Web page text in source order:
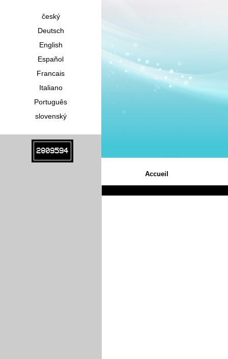
český
Deutsch
English
Español
Francais
Italiano
Português
slovenský
2809594
Accueil